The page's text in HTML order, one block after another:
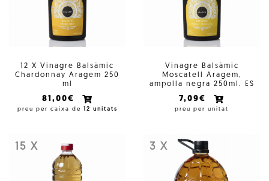
12 X Vinagre Balsàmic
Chardonnay Aragem 250
ml
81,00€
preu per caixa de 12 unitats
Vinagre Balsàmic
Moscatell Aragem,
ampolla negra 250ml. ES
7,09€
preu per unitat
15 X 3 X